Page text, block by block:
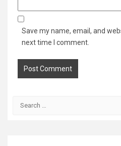
Save my name, email, and
next time I comment.